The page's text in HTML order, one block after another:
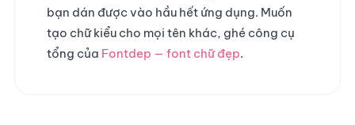
bạn dán được vào hầu hết ứng dụng. Muốn
tạo chữ kiểu cho mọi tên khác, ghé công cụ
tổng của Fontdep — font chữ đẹp.